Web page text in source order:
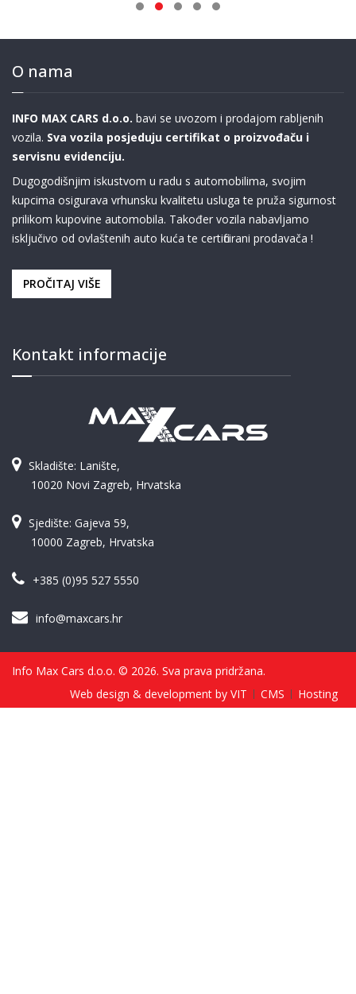
O nama
INFO MAX CARS d.o.o. bavi se uvozom i prodajom rabljenih
vozila. Sva vozila posjeduju certifikat o proizvođaču i
servisnu evidenciju.
Dugogodišnjim iskustvom u radu s automobilima, svojim
kupcima osigurava vrhunsku kvalitetu usluga te pruža sigurnost
prilikom kupovine automobila. Također vozila nabavljamo
isključivo od ovlaštenih auto kuća te certificirani prodavača !
PROČITAJ VIŠE
Kontakt informacije
Skladište: Lanište,
10020 Novi Zagreb, Hrvatska
Sjedište: Gajeva 59,
10000 Zagreb, Hrvatska
+385 (0)95 527 5550
info@maxcars.hr
Info Max Cars d.o.o. © 2026. Sva prava pridržana.
Web design & development by VIT
CMS Hosting